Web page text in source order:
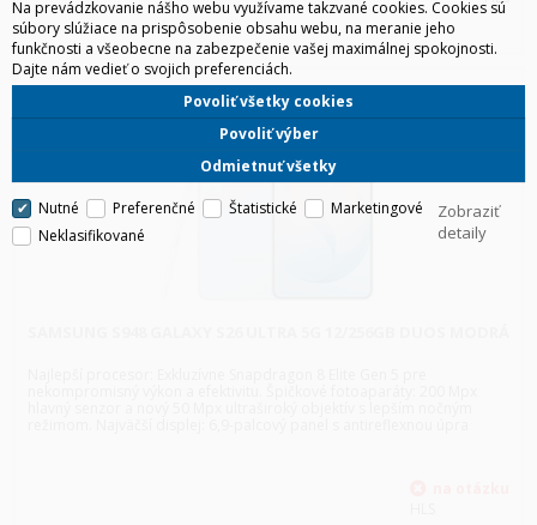
Na prevádzkovanie nášho webu využívame takzvané cookies. Cookies sú
súbory slúžiace na prispôsobenie obsahu webu, na meranie jeho
funkčnosti a všeobecne na zabezpečenie vašej maximálnej spokojnosti.
Dajte nám vedieť o svojich preferenciách.
Odmietnuť všetky
Povoliť výber
Povoliť všetky cookies
Nutné Preferenčné Štatistické
Marketingové
Neklasifikované
Zobraziť
detaily